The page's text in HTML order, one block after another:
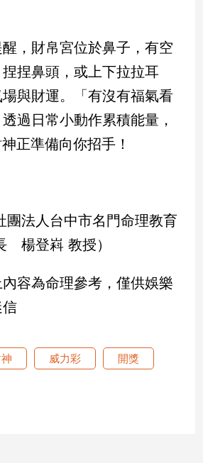
，財帛宮位於鼻子，有空
捏鼻頭，或上下拉拉耳
與財運。「有沒有福氣看
過日常小動作累積能量，
正準備向你招手！
團法人台中市名門命理教育
楊登嵙 教授）
容為命理參考，僅供娛樂
信
威力彩 開獎